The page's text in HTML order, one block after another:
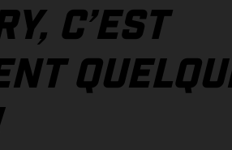
C’EST